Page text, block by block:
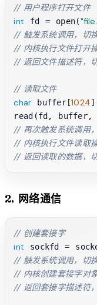
// 用户程序打开文件
int fd = open(
// 触发系统调用，切
// 内核执行文件打开
// 返回文件描述符，
// 读取文件
char buffer[1024
read(fd, buffer,
// 再次触发系统调用
// 内核执行文件读取
// 返回读取的数据，
2. 网络通信
// 创建套接字
int sockfd =
// 触发系统调用，切
// 内核创建套接字对
// 返回套接字描述符